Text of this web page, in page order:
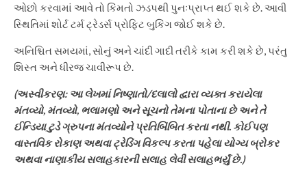
ઓછો કરવામાં આવે તો કિંમતો ઝડપથી પુનઃપ્રાપ્ત થઈ શકે છે. આવી
સ્થિતિમાં શોર્ટ ટર્મ ટ્રેડર્સ પ્રોફિટ બુકિંગ જોઈ શકે છે.
અનિશ્ચિત સમયમાં, સોનું અને ચાંદી ગાદી તરીકે કામ કરી શકે છે, પરંતુ
શિસ્ત અને ધીરજ ચાવીરૂપ છે.
(અસ્વીકરણ: આ લેખમાં નિષ્ણાતો/દલાલો દ્વારા વ્યક્ત કરાયેલા
મંતવ્યો, મંતવ્યો, ભલામણો અને સૂચનો તેમના પોતાના છે અને તે
ઈન્ડિયા ટુડે ગ્રુપના મંતવ્યોને પ્રતિબિંબિત કરતા નથી. કોઈપણ
વાસ્તવિક રોકાણ અથવા ટ્રેડિંગ વિકલ્પ કરતા પહેલા યોગ્ય બ્રોકર
અથવા નાણાકીય સલાહકારની સલાહ લેવી સલાહભર્યું છે.)